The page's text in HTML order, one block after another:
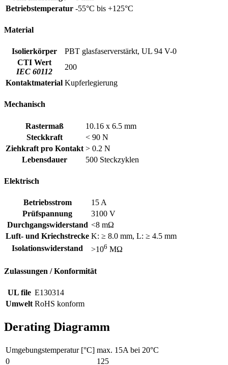
Betriebstemperatur -55°C bis +125°C
Material
Isolierkörper
PBT glasfaserverstärkt, UL 94 V-0
CTI Wert
IEC 60112
200
Kontaktmaterial Kupferlegierung
Mechanisch
Rastermaß
10.16 x 6.5 mm
Steckkraft
< 90 N
Ziehkraft pro Kontakt > 0.2 N
Lebensdauer
500 Steckzyklen
Elektrisch
Betriebsstrom
15 A
Prüfspannung
3100 V
Durchgangswiderstand <8 mΩ
Luft- und Kriechstrecke K: ≥ 8.0 mm, L: ≥ 4.5 mm
Isolationswiderstand
>106 MΩ
Zulassungen / Konformität
UL file E130314
Umwelt RoHS konform
Derating Diagramm
Umgebungstemperatur [°C] max. 15A bei 20°C
0
125